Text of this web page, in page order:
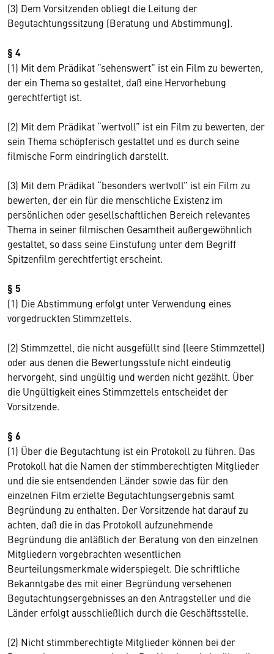
(3) Dem Vorsitzenden obliegt die Leitung der
Begutachtungssitzung (Beratung und Abstimmung).
§ 4
(1) Mit dem Prädikat “sehenswert” ist ein Film zu bewerten,
der ein Thema so gestaltet, daß eine Hervorhebung
gerechtfertigt ist.
(2) Mit dem Prädikat “wertvoll” ist ein Film zu bewerten, der
sein Thema schöpferisch gestaltet und es durch seine
filmische Form eindringlich darstellt.
(3) Mit dem Prädikat “besonders wertvoll” ist ein Film zu
bewerten, der ein für die menschliche Existenz im
persönlichen oder gesellschaftlichen Bereich relevantes
Thema in seiner filmischen Gesamtheit außergewöhnlich
gestaltet, so dass seine Einstufung unter dem Begriff
Spitzenfilm gerechtfertigt erscheint.
§ 5
(1) Die Abstimmung erfolgt unter Verwendung eines
vorgedruckten Stimmzettels.
(2) Stimmzettel, die nicht ausgefüllt sind (leere Stimmzettel)
oder aus denen die Bewertungsstufe nicht eindeutig
hervorgeht, sind ungültig und werden nicht gezählt. Über
die Ungültigkeit eines Stimmzettels entscheidet der
Vorsitzende.
§ 6
(1) Über die Begutachtung ist ein Protokoll zu führen. Das
Protokoll hat die Namen der stimmberechtigten Mitglieder
und die sie entsendenden Länder sowie das für den
einzelnen Film erzielte Begutachtungsergebnis samt
Begründung zu enthalten. Der Vorsitzende hat darauf zu
achten, daß die in das Protokoll aufzunehmende
Begründung die anläßlich der Beratung von den einzelnen
Mitgliedern vorgebrachten wesentlichen
Beurteilungsmerkmale widerspiegelt. Die schriftliche
Bekanntgabe des mit einer Begründung versehenen
Begutachtungsergebnisses an den Antragsteller und die
Länder erfolgt ausschließlich durch die Geschäftsstelle.
(2) Nicht stimmberechtigte Mitglieder können bei der